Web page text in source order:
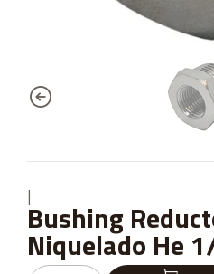
|
Bushing
Niquelado He